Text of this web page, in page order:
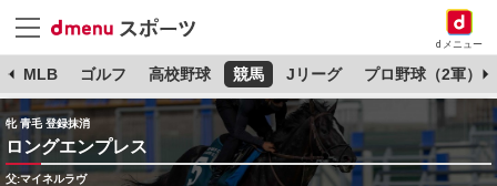
dメニュー
MLB ゴルフ 高校野球 競馬 Jリーグ プロ野球（2軍）
牝 青毛 登録抹消
ロングエンプレス
父:マイネルラヴ